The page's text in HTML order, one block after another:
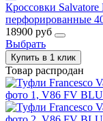
Кроссовки
перфорированные
18900 руб
Выбрать
Купить в 1 клик
Товар распродан